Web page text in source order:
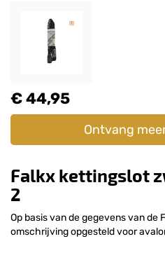
€ 44,95
Ontvang
Falkx kettingslot
2
Op basis van de gegevens van de
omschrijving opgesteld voor